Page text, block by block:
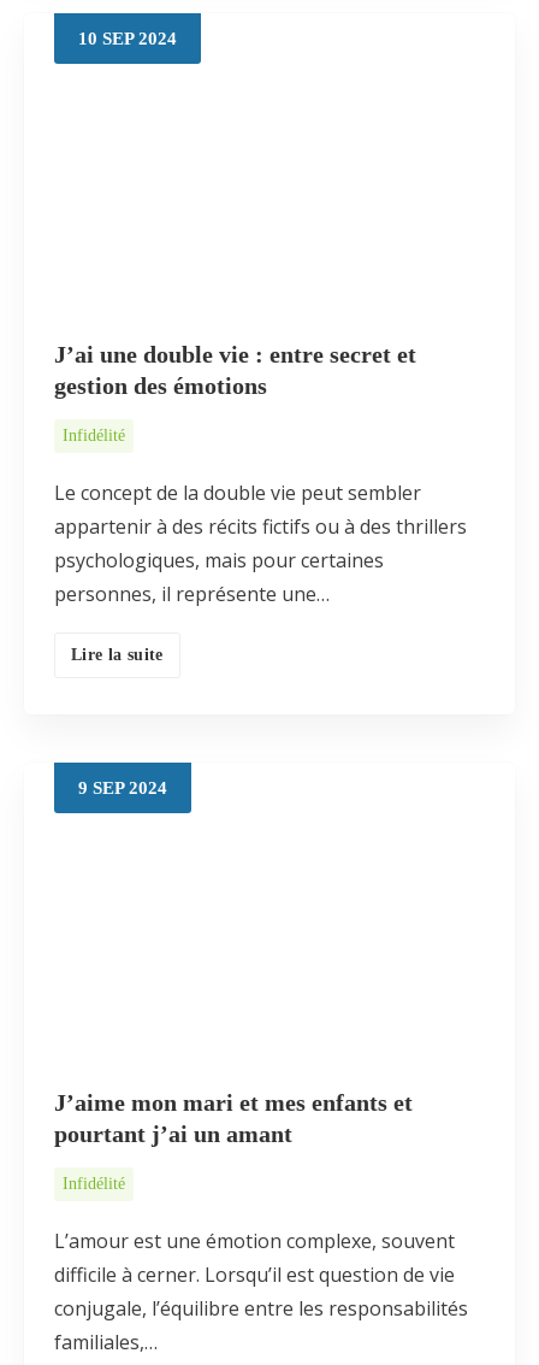
10 SEP2024
J’ai une double vie : entre secret et
gestion des émotions
Infidélité
Le concept de la double vie peut sembler
appartenir à des récits fictifs ou à des thrillers
psychologiques, mais pour certaines
personnes, il représente une…
Lire la suite
9 SEP2024
J’aime mon mari et mes enfants et
pourtant j’ai un amant
Infidélité
L’amour est une émotion complexe, souvent
difficile à cerner. Lorsqu’il est question de vie
conjugale, l’équilibre entre les responsabilités
familiales,…